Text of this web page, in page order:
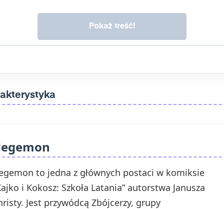
dokonano na podstawie zgody przed jej wycofaniem. Wycofanie
zgody jest możliwe poprzez kontakt z Administratorem na adres
to jedna z głównych postaci w komiksie
i Kokosz: Szkoła Latania” autorstwa Janusza
Jest przywódcą Zbójcerzy, grupy